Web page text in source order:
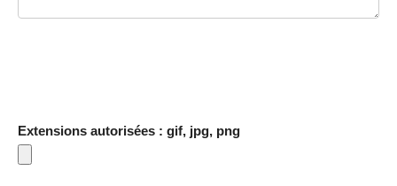
Extensions autorisées : gif, jpg, png